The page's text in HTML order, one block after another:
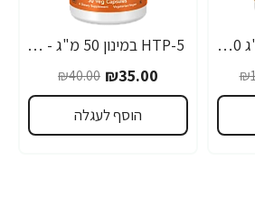
5-HTP במינון 50 מ"ג 180 כמוסות - מבית NOW FOODS
5-HTP במינון 50 מ"ג - 30 כמוסות - מבית NOW FOODS
₪35.00
₪40.00
הוסף לעגלה